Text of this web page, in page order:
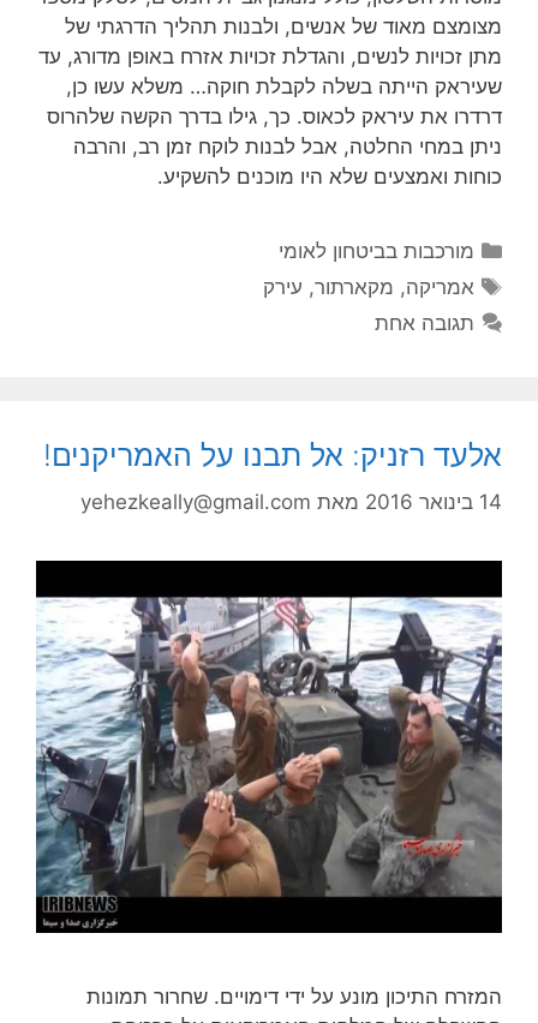
מצומצם מאוד של אנשים, ולבנות תהליך הדרגתי של
מתן זכויות לנשים, והגדלת זכויות אזרח באופן מדורג, עד
שעיראק הייתה בשלה לקבלת חוקה… משלא עשו כן,
דרדרו את עיראק לכאוס. כך, גילו בדרך הקשה שלהרוס
ניתן במחי החלטה, אבל לבנות לוקח זמן רב, והרבה
כוחות ואמצעים שלא היו מוכנים להשקיע.
קטגוריות
מורכבות בביטחון לאומי
תגיות
אמריקה, מקארתור, עירק
תגובה אחת
אלעד רזניק: אל תבנו על האמריקנים!
14 בינואר 2016 מאת yehezkeally@gmail.com
המזרח התיכון מונע על ידי דימויים. שחרור תמונות